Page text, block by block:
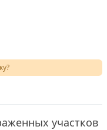
участков